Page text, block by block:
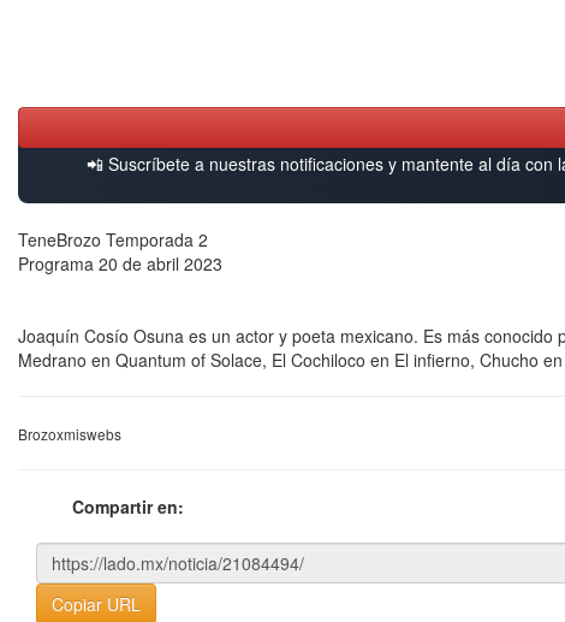
📲 Suscríbete a nuestras notificaciones y mantente al día con
TeneBrozo Temporada 2
Programa 20 de abril 2023
Joaquín Cosío Osuna es un actor y poeta mexicano. Es más
Medrano en Quantum of Solace, El Cochiloco en El infierno, Chucho
Brozoxmiswebs
Compartir en:
Copiar URL